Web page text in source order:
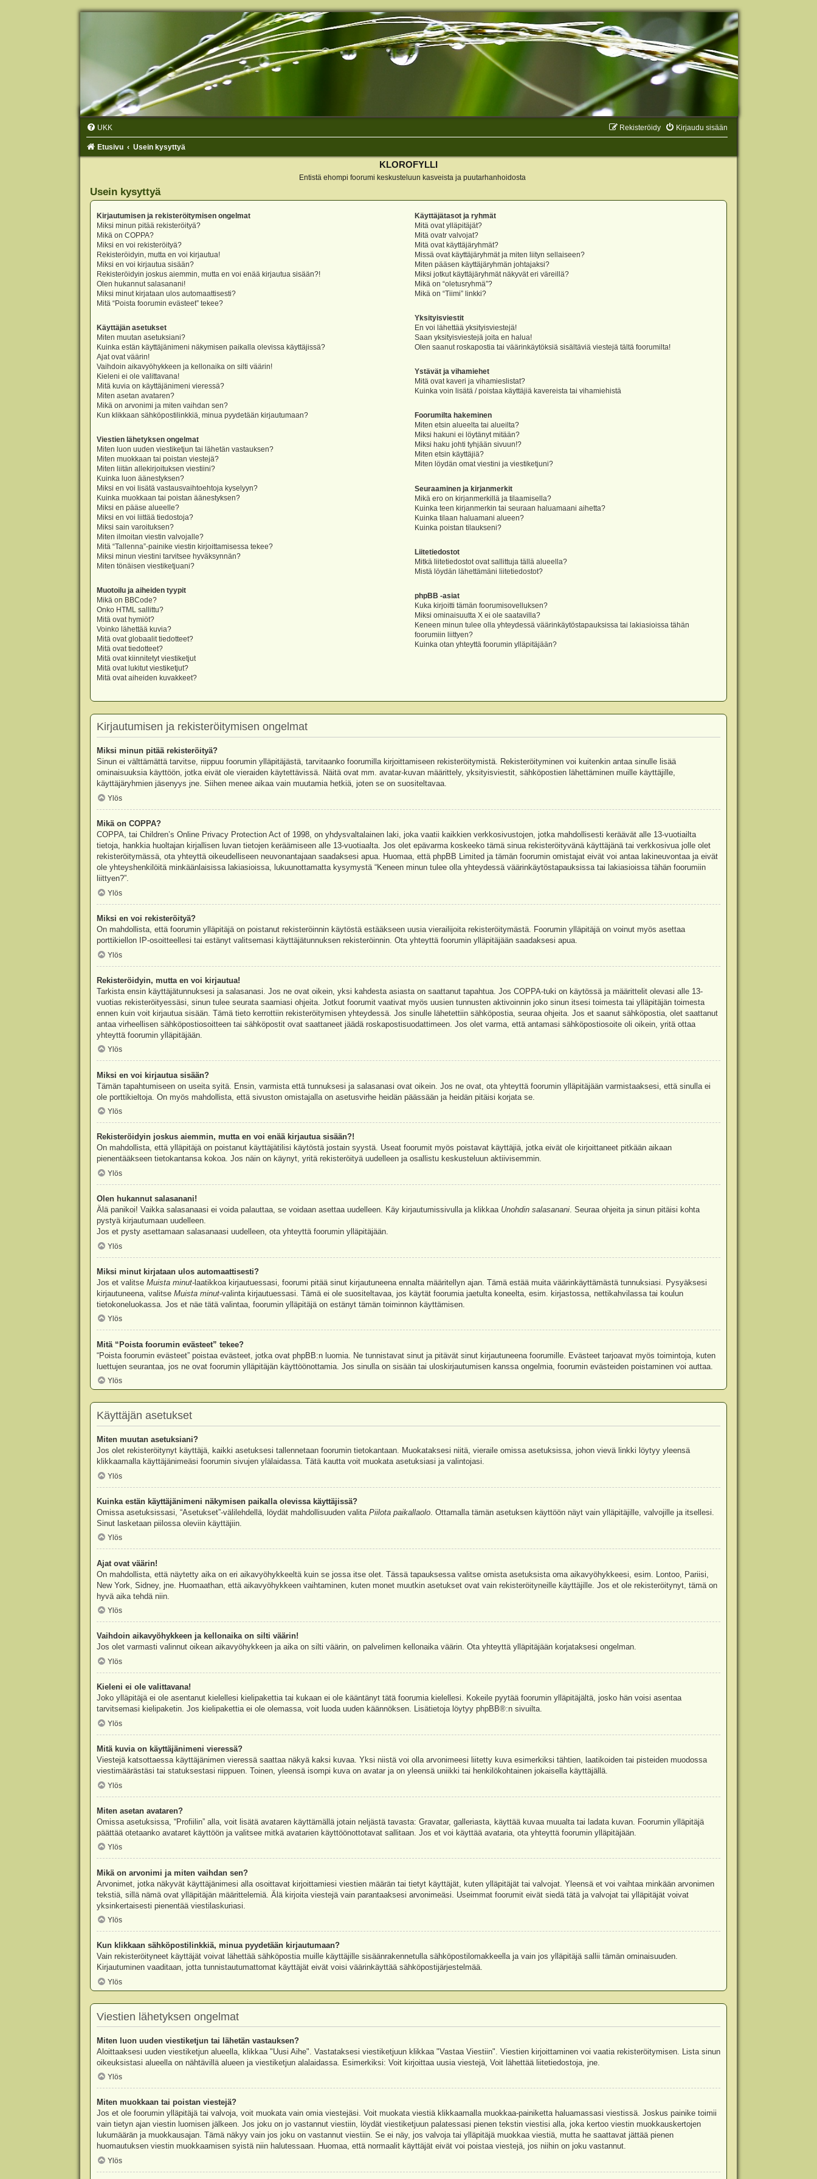
UKK Kirjaudu sisään
Rekisteröidy
Etusivu Usein kysyttyä
KLOROFYLLI
Entistä ehompi foorumi keskusteluun kasveista ja puutarhanhoidosta
Usein kysyttyä
Kirjautumisen ja rekisteröitymisen ongelmat
Miksi minun pitää rekisteröityä?
Mikä on COPPA?
Miksi en voi rekisteröityä?
Rekisteröidyin, mutta en voi kirjautua!
Miksi en voi kirjautua sisään?
Rekisteröidyin joskus aiemmin, mutta en voi enää kirjautua sisään?!
Olen hukannut salasanani!
Miksi minut kirjataan ulos automaattisesti?
Mitä “Poista foorumin evästeet” tekee?
Käyttäjän asetukset
Miten muutan asetuksiani?
Kuinka estän käyttäjänimeni näkymisen paikalla olevissa käyttäjissä?
Ajat ovat väärin!
Vaihdoin aikavyöhykkeen ja kellonaika on silti väärin!
Kieleni ei ole valittavana!
Mitä kuvia on käyttäjänimeni vieressä?
Miten asetan avataren?
Mikä on arvonimi ja miten vaihdan sen?
Kun klikkaan sähköpostilinkkiä, minua pyydetään kirjautumaan?
Viestien lähetyksen ongelmat
Miten luon uuden viestiketjun tai lähetän vastauksen?
Miten muokkaan tai poistan viestejä?
Miten liitän allekirjoituksen viestiini?
Kuinka luon äänestyksen?
Miksi en voi lisätä vastausvaihtoehtoja kyselyyn?
Kuinka muokkaan tai poistan äänestyksen?
Miksi en pääse alueelle?
Miksi en voi liittää tiedostoja?
Miksi sain varoituksen?
Miten ilmoitan viestin valvojalle?
Mitä “Tallenna”-painike viestin kirjoittamisessa tekee?
Miksi minun viestini tarvitsee hyväksynnän?
Miten tönäisen viestiketjuani?
Muotoilu ja aiheiden tyypit
Mikä on BBCode?
Onko HTML sallittu?
Mitä ovat hymiöt?
Voinko lähettää kuvia?
Mitä ovat globaalit tiedotteet?
Mitä ovat tiedotteet?
Mitä ovat kiinnitetyt viestiketjut
Mitä ovat lukitut viestiketjut?
Mitä ovat aiheiden kuvakkeet?
Käyttäjätasot ja ryhmät
Mitä ovat ylläpitäjät?
Mitä ovatr valvojat?
Mitä ovat käyttäjäryhmät?
Missä ovat käyttäjäryhmät ja miten liityn sellaiseen?
Miten pääsen käyttäjäryhmän johtajaksi?
Miksi jotkut käyttäjäryhmät näkyvät eri väreillä?
Mikä on “oletusryhmä”?
Mikä on “Tiimi” linkki?
Yksityisviestit
En voi lähettää yksityisviestejä!
Saan yksityisviestejä joita en halua!
Olen saanut roskapostia tai väärinkäytöksiä sisältäviä viestejä tältä foorumilta!
Ystävät ja vihamiehet
Mitä ovat kaveri ja vihamieslistat?
Kuinka voin lisätä / poistaa käyttäjiä kavereista tai vihamiehistä
Foorumilta hakeminen
Miten etsin alueelta tai alueilta?
Miksi hakuni ei löytänyt mitään?
Miksi haku johti tyhjään sivuun!?
Miten etsin käyttäjiä?
Miten löydän omat viestini ja viestiketjuni?
Seuraaminen ja kirjanmerkit
Mikä ero on kirjanmerkillä ja tilaamisella?
Kuinka teen kirjanmerkin tai seuraan haluamaani aihetta?
Kuinka tilaan haluamani alueen?
Kuinka poistan tilaukseni?
Liitetiedostot
Mitkä liitetiedostot ovat sallittuja tällä alueella?
Mistä löydän lähettämäni liitetiedostot?
phpBB -asiat
Kuka kirjoitti tämän foorumisovelluksen?
Miksi ominaisuutta X ei ole saatavilla?
Keneen minun tulee olla yhteydessä väärinkäytöstapauksissa tai lakiasioissa tähän
foorumiin liittyen?
Kuinka otan yhteyttä foorumin ylläpitäjään?
Kirjautumisen ja rekisteröitymisen ongelmat
Miksi minun pitää rekisteröityä?
Sinun ei välttämättä tarvitse, riippuu foorumin ylläpitäjästä, tarvitaanko foorumilla kirjoittamiseen rekisteröitymistä. Rekisteröityminen voi kuitenkin antaa sinulle lisää
ominaisuuksia käyttöön, jotka eivät ole vieraiden käytettävissä. Näitä ovat mm. avatar-kuvan määrittely, yksityisviestit, sähköpostien lähettäminen muille käyttäjille,
käyttäjäryhmien jäsenyys jne. Siihen menee aikaa vain muutamia hetkiä, joten se on suositeltavaa.
Ylös
Mikä on COPPA?
COPPA, tai Children’s Online Privacy Protection Act of 1998, on yhdysvaltalainen laki, joka vaatii kaikkien verkkosivustojen, jotka mahdollisesti keräävät alle 13-vuotiailta
tietoja, hankkia huoltajan kirjallisen luvan tietojen keräämiseen alle 13-vuotiaalta. Jos olet epävarma koskeeko tämä sinua rekisteröityvänä käyttäjänä tai verkkosivua jolle olet
rekisteröitymässä, ota yhteyttä oikeudelliseen neuvonantajaan saadaksesi apua. Huomaa, että phpBB Limited ja tämän foorumin omistajat eivät voi antaa lakineuvontaa ja eivät
ole yhteyshenkilöitä minkäänlaisissa lakiasioissa, lukuunottamatta kysymystä “Keneen minun tulee olla yhteydessä väärinkäytöstapauksissa tai lakiasioissa tähän foorumiin
liittyen?”.
Ylös
Miksi en voi rekisteröityä?
On mahdollista, että foorumin ylläpitäjä on poistanut rekisteröinnin käytöstä estääkseen uusia vierailijoita rekisteröitymästä. Foorumin ylläpitäjä on voinut myös asettaa
porttikiellon IP-osoitteellesi tai estänyt valitsemasi käyttäjätunnuksen rekisteröinnin. Ota yhteyttä foorumin ylläpitäjään saadaksesi apua.
Ylös
Rekisteröidyin, mutta en voi kirjautua!
Tarkista ensin käyttäjätunnuksesi ja salasanasi. Jos ne ovat oikein, yksi kahdesta asiasta on saattanut tapahtua. Jos COPPA-tuki on käytössä ja määrittelit olevasi alle 13-
vuotias rekisteröityessäsi, sinun tulee seurata saamiasi ohjeita. Jotkut foorumit vaativat myös uusien tunnusten aktivoinnin joko sinun itsesi toimesta tai ylläpitäjän toimesta
ennen kuin voit kirjautua sisään. Tämä tieto kerrottiin rekisteröitymisen yhteydessä. Jos sinulle lähetettiin sähköpostia, seuraa ohjeita. Jos et saanut sähköpostia, olet saattanut
antaa virheellisen sähköpostiosoitteen tai sähköpostit ovat saattaneet jäädä roskapostisuodattimeen. Jos olet varma, että antamasi sähköpostiosoite oli oikein, yritä ottaa
yhteyttä foorumin ylläpitäjään.
Ylös
Miksi en voi kirjautua sisään?
Tämän tapahtumiseen on useita syitä. Ensin, varmista että tunnuksesi ja salasanasi ovat oikein. Jos ne ovat, ota yhteyttä foorumin ylläpitäjään varmistaaksesi, että sinulla ei
ole porttikieltoja. On myös mahdollista, että sivuston omistajalla on asetusvirhe heidän päässään ja heidän pitäisi korjata se.
Ylös
Rekisteröidyin joskus aiemmin, mutta en voi enää kirjautua sisään?!
On mahdollista, että ylläpitäjä on poistanut käyttäjätilisi käytöstä jostain syystä. Useat foorumit myös poistavat käyttäjiä, jotka eivät ole kirjoittaneet pitkään aikaan
pienentääkseen tietokantansa kokoa. Jos näin on käynyt, yritä rekisteröityä uudelleen ja osallistu keskusteluun aktiivisemmin.
Ylös
Olen hukannut salasanani!
Älä panikoi! Vaikka salasanaasi ei voida palauttaa, se voidaan asettaa uudelleen. Käy kirjautumissivulla ja klikkaa Unohdin salasanani. Seuraa ohjeita ja sinun pitäisi kohta
pystyä kirjautumaan uudelleen.
Jos et pysty asettamaan salasanaasi uudelleen, ota yhteyttä foorumin ylläpitäjään.
Ylös
Miksi minut kirjataan ulos automaattisesti?
Jos et valitse Muista minut-laatikkoa kirjautuessasi, foorumi pitää sinut kirjautuneena ennalta määritellyn ajan. Tämä estää muita väärinkäyttämästä tunnuksiasi. Pysyäksesi
kirjautuneena, valitse Muista minut-valinta kirjautuessasi. Tämä ei ole suositeltavaa, jos käytät foorumia jaetulta koneelta, esim. kirjastossa, nettikahvilassa tai koulun
tietokoneluokassa. Jos et näe tätä valintaa, foorumin ylläpitäjä on estänyt tämän toiminnon käyttämisen.
Ylös
Mitä “Poista foorumin evästeet” tekee?
“Poista foorumin evästeet” poistaa evästeet, jotka ovat phpBB:n luomia. Ne tunnistavat sinut ja pitävät sinut kirjautuneena foorumille. Evästeet tarjoavat myös toimintoja, kuten
luettujen seurantaa, jos ne ovat foorumin ylläpitäjän käyttöönottamia. Jos sinulla on sisään tai uloskirjautumisen kanssa ongelmia, foorumin evästeiden poistaminen voi auttaa.
Ylös
Käyttäjän asetukset
Miten muutan asetuksiani?
Jos olet rekisteröitynyt käyttäjä, kaikki asetuksesi tallennetaan foorumin tietokantaan. Muokataksesi niitä, vieraile omissa asetuksissa, johon vievä linkki löytyy yleensä
klikkaamalla käyttäjänimeäsi foorumin sivujen ylälaidassa. Tätä kautta voit muokata asetuksiasi ja valintojasi.
Ylös
Kuinka estän käyttäjänimeni näkymisen paikalla olevissa käyttäjissä?
Omissa asetuksissasi, “Asetukset”-välilehdellä, löydät mahdollisuuden valita Piilota paikallaolo. Ottamalla tämän asetuksen käyttöön näyt vain ylläpitäjille, valvojille ja itsellesi.
Sinut lasketaan piilossa oleviin käyttäjiin.
Ylös
Ajat ovat väärin!
On mahdollista, että näytetty aika on eri aikavyöhykkeeltä kuin se jossa itse olet. Tässä tapauksessa valitse omista asetuksista oma aikavyöhykkeesi, esim. Lontoo, Pariisi,
New York, Sidney, jne. Huomaathan, että aikavyöhykkeen vaihtaminen, kuten monet muutkin asetukset ovat vain rekisteröityneille käyttäjille. Jos et ole rekisteröitynyt, tämä on
hyvä aika tehdä niin.
Ylös
Vaihdoin aikavyöhykkeen ja kellonaika on silti väärin!
Jos olet varmasti valinnut oikean aikavyöhykkeen ja aika on silti väärin, on palvelimen kellonaika väärin. Ota yhteyttä ylläpitäjään korjataksesi ongelman.
Ylös
Kieleni ei ole valittavana!
Joko ylläpitäjä ei ole asentanut kielellesi kielipakettia tai kukaan ei ole kääntänyt tätä foorumia kielellesi. Kokeile pyytää foorumin ylläpitäjältä, josko hän voisi asentaa
tarvitsemasi kielipaketin. Jos kielipakettia ei ole olemassa, voit luoda uuden käännöksen. Lisätietoja löytyy phpBB®:n sivuilta.
Ylös
Mitä kuvia on käyttäjänimeni vieressä?
Viestejä katsottaessa käyttäjänimen vieressä saattaa näkyä kaksi kuvaa. Yksi niistä voi olla arvonimeesi liitetty kuva esimerkiksi tähtien, laatikoiden tai pisteiden muodossa
viestimäärästäsi tai statuksestasi riippuen. Toinen, yleensä isompi kuva on avatar ja on yleensä uniikki tai henkilökohtainen jokaisella käyttäjällä.
Ylös
Miten asetan avataren?
Omissa asetuksissa, “Profiilin” alla, voit lisätä avataren käyttämällä jotain neljästä tavasta: Gravatar, galleriasta, käyttää kuvaa muualta tai ladata kuvan. Foorumin ylläpitäjä
päättää otetaanko avataret käyttöön ja valitsee mitkä avatarien käyttöönottotavat sallitaan. Jos et voi käyttää avataria, ota yhteyttä foorumin ylläpitäjään.
Ylös
Mikä on arvonimi ja miten vaihdan sen?
Arvonimet, jotka näkyvät käyttäjänimesi alla osoittavat kirjoittamiesi viestien määrän tai tietyt käyttäjät, kuten ylläpitäjät tai valvojat. Yleensä et voi vaihtaa minkään arvonimen
tekstiä, sillä nämä ovat ylläpitäjän määrittelemiä. Älä kirjoita viestejä vain parantaaksesi arvonimeäsi. Useimmat foorumit eivät siedä tätä ja valvojat tai ylläpitäjät voivat
yksinkertaisesti pienentää viestilaskuriasi.
Ylös
Kun klikkaan sähköpostilinkkiä, minua pyydetään kirjautumaan?
Vain rekisteröityneet käyttäjät voivat lähettää sähköpostia muille käyttäjille sisäänrakennetulla sähköpostilomakkeella ja vain jos ylläpitäjä sallii tämän ominaisuuden.
Kirjautuminen vaaditaan, jotta tunnistautumattomat käyttäjät eivät voisi väärinkäyttää sähköpostijärjestelmää.
Ylös
Viestien lähetyksen ongelmat
Miten luon uuden viestiketjun tai lähetän vastauksen?
Aloittaaksesi uuden viestiketjun alueella, klikkaa "Uusi Aihe". Vastataksesi viestiketjuun klikkaa "Vastaa Viestiin". Viestien kirjoittaminen voi vaatia rekisteröitymisen. Lista sinun
oikeuksistasi alueella on nähtävillä alueen ja viestiketjun alalaidassa. Esimerkiksi: Voit kirjoittaa uusia viestejä, Voit lähettää liitetiedostoja, jne.
Ylös
Miten muokkaan tai poistan viestejä?
Jos et ole foorumin ylläpitäjä tai valvoja, voit muokata vain omia viestejäsi. Voit muokata viestiä klikkaamalla muokkaa-painiketta haluamassasi viestissä. Joskus painike toimii
vain tietyn ajan viestin luomisen jälkeen. Jos joku on jo vastannut viestiin, löydät viestiketjuun palatessasi pienen tekstin viestisi alla, joka kertoo viestin muokkauskertojen
lukumäärän ja muokkausajan. Tämä näkyy vain jos joku on vastannut viestiin. Se ei näy, jos valvoja tai ylläpitäjä muokkaa viestiä, mutta he saattavat jättää pienen
huomautuksen viestin muokkaamisen syistä niin halutessaan. Huomaa, että normaalit käyttäjät eivät voi poistaa viestejä, jos niihin on joku vastannut.
Ylös